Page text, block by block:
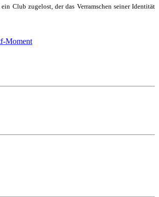
Club zugelost, der das Verramschen seiner Identität
Moment